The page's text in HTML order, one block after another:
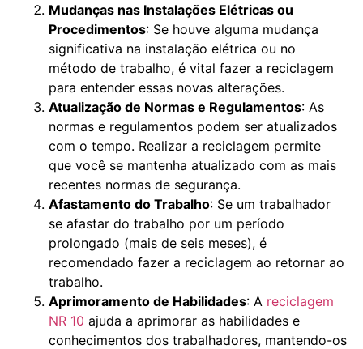
Mudanças nas Instalações Elétricas ou
Procedimentos: Se houve alguma mudança
significativa na instalação elétrica ou no
método de trabalho, é vital fazer a reciclagem
para entender essas novas alterações.
Atualização de Normas e Regulamentos: As
normas e regulamentos podem ser atualizados
com o tempo. Realizar a reciclagem permite
que você se mantenha atualizado com as mais
recentes normas de segurança.
Afastamento do Trabalho: Se um trabalhador
se afastar do trabalho por um período
prolongado (mais de seis meses), é
recomendado fazer a reciclagem ao retornar ao
trabalho.
Aprimoramento de Habilidades: A reciclagem
NR 10 ajuda a aprimorar as habilidades e
conhecimentos dos trabalhadores, mantendo-os